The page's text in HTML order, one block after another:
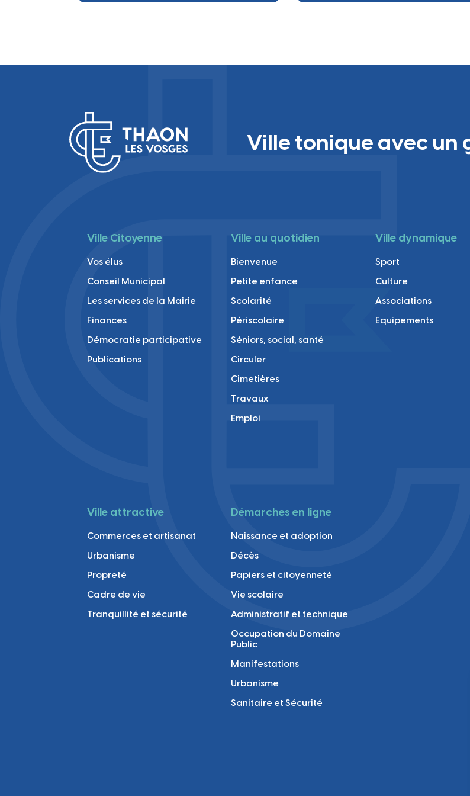
Ville tonique avec un
Ville Citoyenne
Vos élus
Conseil Municipal
Les services de la Mairie
Finances
Démocratie participative
Publications
Ville au quotidien
Bienvenue
Petite enfance
Scolarité
Périscolaire
Séniors, social, santé
Circuler
Cimetières
Travaux
Emploi
Ville dynamique
Sport
Culture
Associations
Equipements
Ville attractive
Commerces et artisanat
Urbanisme
Propreté
Cadre de vie
Tranquillité et sécurité
Démarches en ligne
Naissance et adoption
Décès
Papiers et citoyenneté
Vie scolaire
Administratif et technique
Occupation du Domaine
Public
Manifestations
Urbanisme
Sanitaire et Sécurité